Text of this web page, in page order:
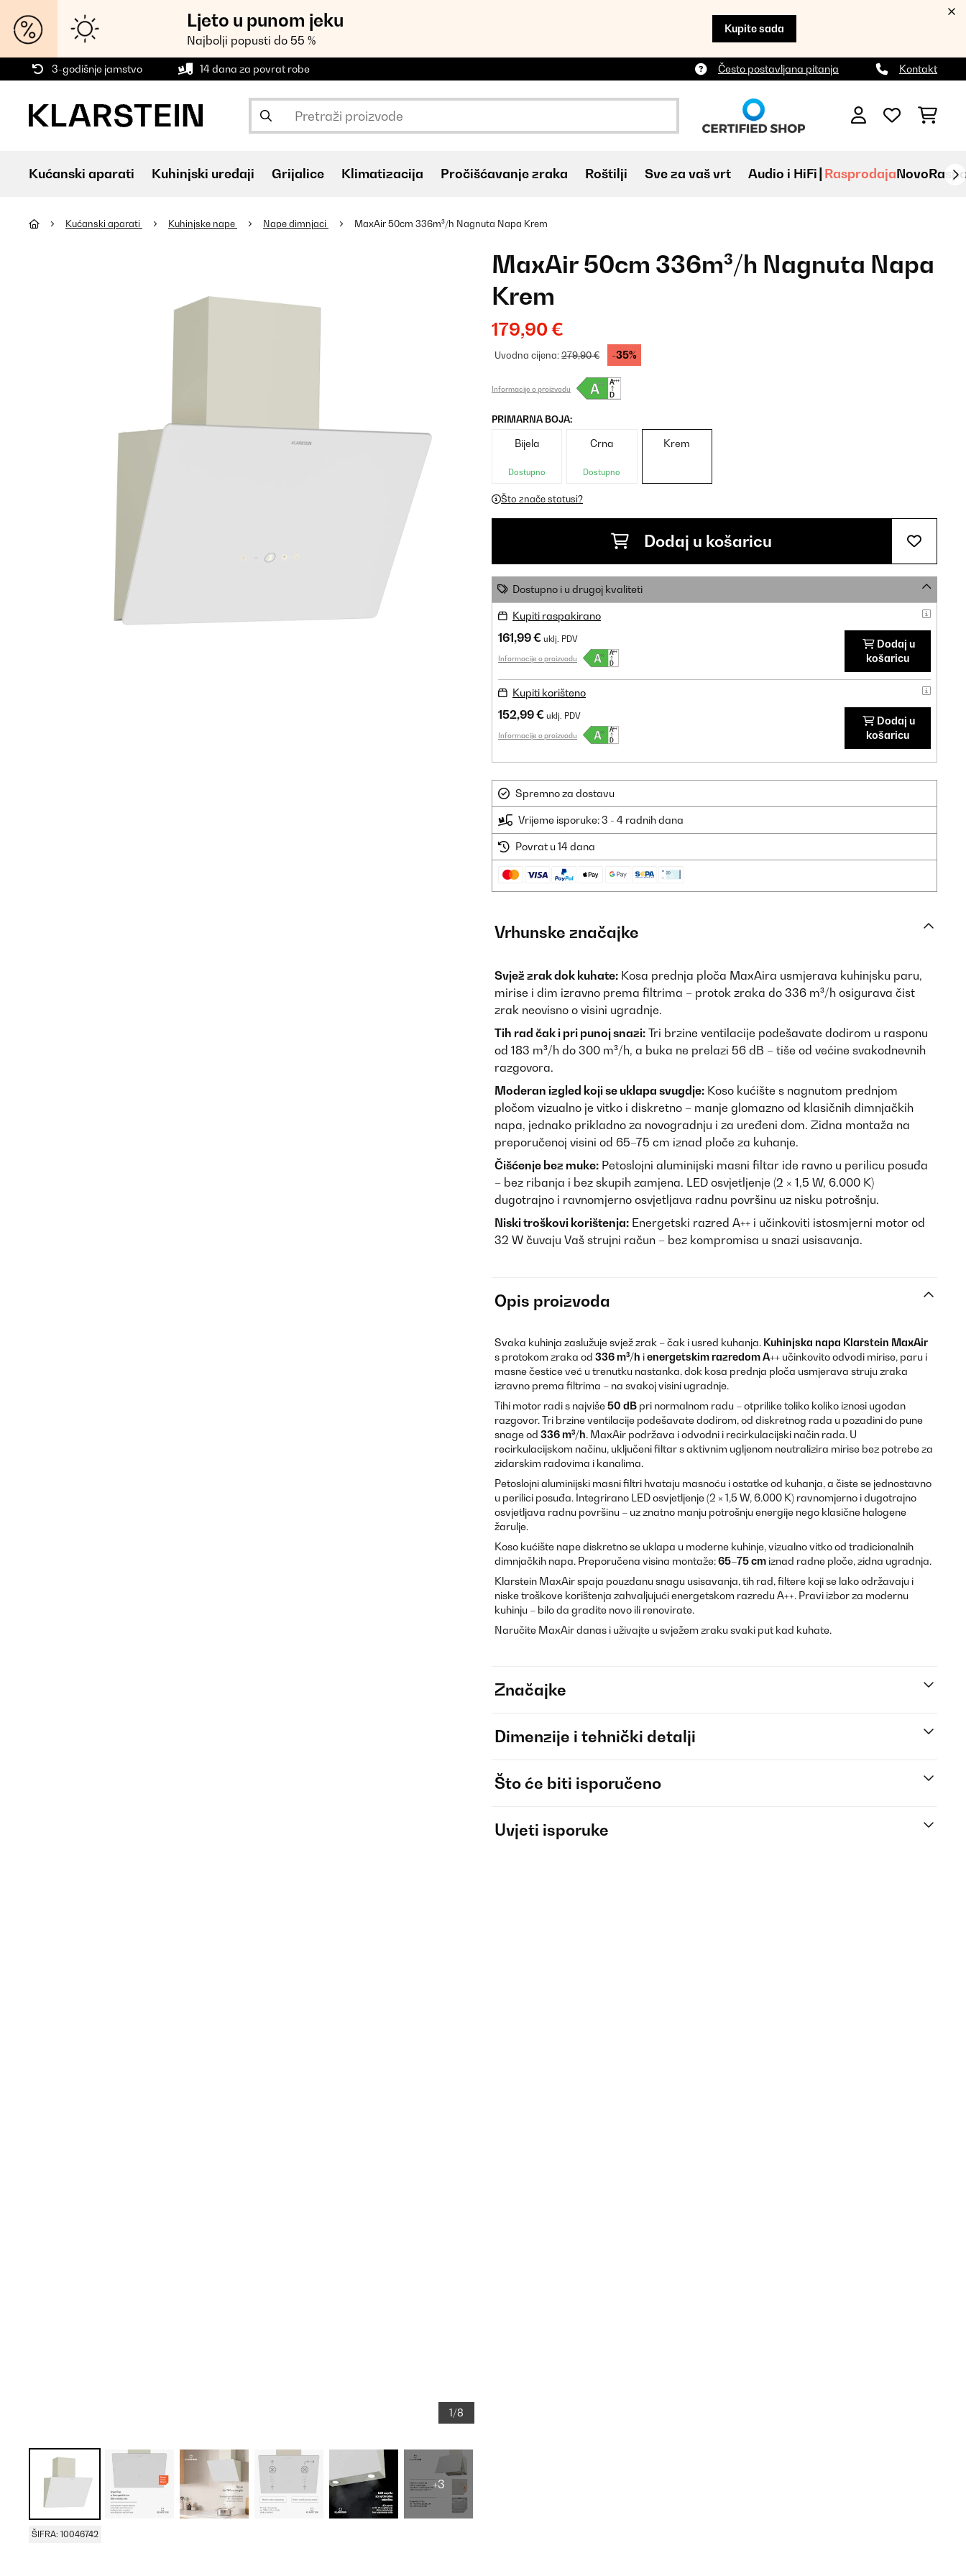
Ljeto u punom jeku
Najbolji popusti do 55 %
Kupite sada
3-godišnje jamstvo 14 dana za povrat robe Često postavljana pitanja Kontakt
Kućanski aparati Kuhinjski uređaji Grijalice Klimatizacija Pročišćavanje zraka Roštilji Sve za vaš vrt Audio i HiFi RasprodajaNovo
Kućanski aparati Kuhinjske nape Nape dimnjaci MaxAir 50cm 336m³/h Nagnuta Napa Krem
1/8
+3
ŠIFRA: 10046742
MaxAir 50cm 336m³/h Nagnuta Napa
Krem
179,90 €
Uvodna cijena:279,90 € -35%
Informacije o proizvodu
PRIMARNA BOJA:
Bijela
Dostupno
Crna
Dostupno
Krem
Što znače statusi?
Dodaj u košaricu
Dostupno i u drugoj kvaliteti
Kupiti raspakirano
161,99 € uklj. PDV
Informacije o proizvodu
Dodaj u
košaricu
Kupiti korišteno
152,99 € uklj. PDV
Informacije o proizvodu
Dodaj u
košaricu
Spremno za dostavu
Vrijeme isporuke: 3 - 4 radnih dana
Povrat u 14 dana
Vrhunske značajke
Svjež zrak dok kuhate: Kosa prednja ploča MaxAira usmjerava kuhinjsku paru,
mirise i dim izravno prema filtrima – protok zraka do 336 m³/h osigurava čist
zrak neovisno o visini ugradnje.
Tih rad čak i pri punoj snazi: Tri brzine ventilacije podešavate dodirom u rasponu
od 183 m³/h do 300 m³/h, a buka ne prelazi 56 dB – tiše od većine svakodnevnih
razgovora.
Moderan izgled koji se uklapa svugdje: Koso kućište s nagnutom prednjom
pločom vizualno je vitko i diskretno – manje glomazno od klasičnih dimnjačkih
napa, jednako prikladno za novogradnju i za uređeni dom. Zidna montaža na
preporučenoj visini od 65–75 cm iznad ploče za kuhanje.
Čišćenje bez muke: Petoslojni aluminijski masni filtar ide ravno u perilicu posuđa
– bez ribanja i bez skupih zamjena. LED osvjetljenje (2 × 1,5 W, 6.000 K)
dugotrajno i ravnomjerno osvjetljava radnu površinu uz nisku potrošnju.
Niski troškovi korištenja: Energetski razred A++ i učinkoviti istosmjerni motor od
32 W čuvaju Vaš strujni račun – bez kompromisa u snazi usisavanja.
Opis proizvoda
Svaka kuhinja zaslužuje svjež zrak – čak i usred kuhanja. Kuhinjska napa Klarstein MaxAir
s protokom zraka od 336 m³/h ienergetskim razredom A++ učinkovito odvodi mirise, paru i
masne čestice već u trenutku nastanka, dok kosa prednja ploča usmjerava struju zraka
izravno prema filtrima – na svakoj visini ugradnje.
Tihi motor radi s najviše50 dB pri normalnom radu – otprilike toliko koliko iznosi ugodan
razgovor. Tri brzine ventilacije podešavate dodirom, od diskretnog rada u pozadini do pune
snage od 336 m³/h. MaxAir podržava i odvodni i recirkulacijski način rada. U
recirkulacijskom načinu, uključeni filtar s aktivnim ugljenom neutralizira mirise bez potrebe za
zidarskim radovima i kanalima.
Petoslojni aluminijski masni filtri hvataju masnoću i ostatke od kuhanja, a čiste se jednostavno
u perilici posuđa. Integrirano LED osvjetljenje (2 × 1,5 W, 6.000 K) ravnomjerno i dugotrajno
osvjetljava radnu površinu – uz znatno manju potrošnju energije nego klasične halogene
žarulje.
Koso kućište nape diskretno se uklapa u moderne kuhinje, vizualno vitko od tradicionalnih
dimnjačkih napa. Preporučena visina montaže:65–75 cm iznad radne ploče, zidna ugradnja.
Klarstein MaxAir spaja pouzdanu snagu usisavanja, tih rad, filtere koji se lako održavaju i
niske troškove korištenja zahvaljujući energetskom razredu A++. Pravi izbor za modernu
kuhinju – bilo da gradite novo ili renovirate.
Naručite MaxAir danas i uživajte u svježem zraku svaki put kad kuhate.
Značajke
Dimenzije i tehnički detalji
Što će biti isporučeno
Uvjeti isporuke